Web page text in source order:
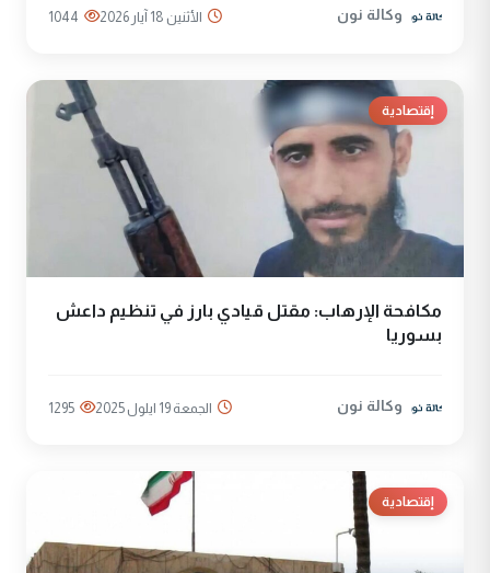
وكالة نون الأثنين 18 آيار 2026 1044
إقتصادية
مكافحة الإرهاب: مقتل قيادي بارز في تنظيم داعش
بسوريا
وكالة نون الجمعة 19 ايلول 2025 1295
إقتصادية